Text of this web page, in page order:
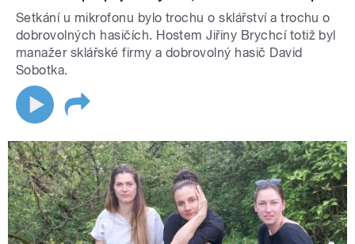
Setkání u mikrofonu bylo trochu o sklářství a trochu o
dobrovolných hasičích. Hostem Jiřiny Brychcí totiž byl
manažer sklářské firmy a dobrovolný hasič David
Sobotka.